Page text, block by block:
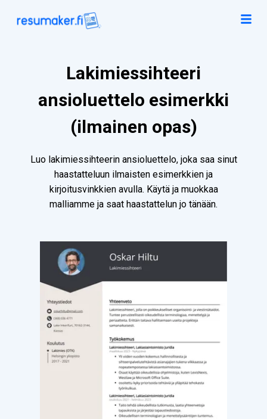
Lakimiessihteeri
ansioluettelo esimerkki
(ilmainen opas)
Luo lakimiessihteerin ansioluettelo, joka saa sinut
haastatteluun ilmaisten esimerkkien ja
kirjoitusvinkkien avulla. Käytä ja muokkaa
malliamme ja saat haastattelun jo tänään.